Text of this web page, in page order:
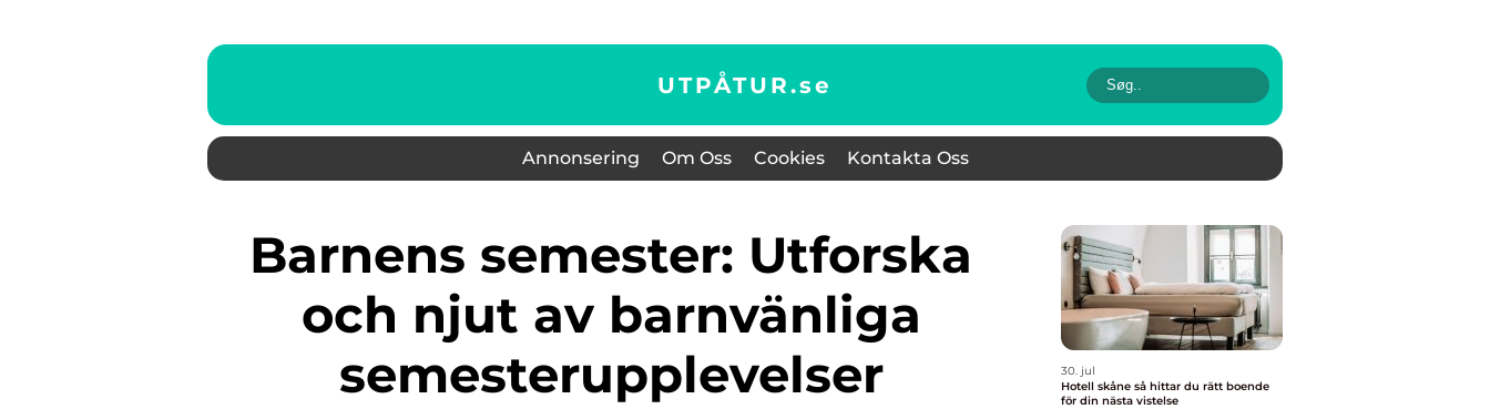
UTPÅTUR.se
Annonsering Om Oss Cookies Kontakta Oss
Barnens semester: Utforska
och njut av barnvänliga
semesterupplevelser
30. jul
Hotell skåne så hittar du rätt boende
för din nästa vistelse